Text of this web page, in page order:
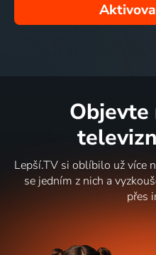
Objevte
Lepší.TV si oblíbilo už více
se jedním z nich a
přes